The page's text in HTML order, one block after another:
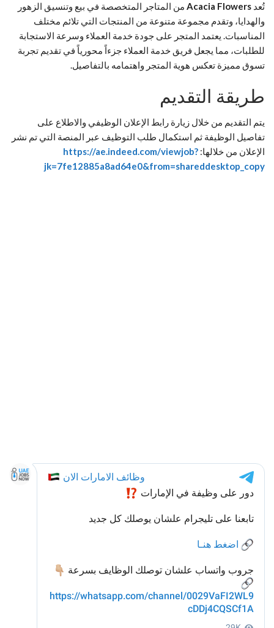
تُعد Acacia Flowers من المتاجر المتخصصة في بيع وتنسيق الزهور
والهدايا، وتقدم مجموعة متنوعة من المنتجات التي تلائم مختلف
المناسبات. يعتمد المتجر على جودة خدمة العملاء وسرعة الاستجابة
للطلبات، مما يجعل فريق خدمة العملاء جزءاً محورياً في تقديم تجربة
تسوق مميزة تعكس هوية المتجر واهتمامه بالتفاصيل.
طريقة التقديم
يتم التقديم من خلال زيارة رابط الإعلان الوظيفي والاطلاع على
تفاصيل الوظيفة ثم استكمال طلب التوظيف عبر المنصة التي تم نشر
الإعلان من خلالها: https://ae.indeed.com/viewjob?
jk=7fe12885a8ad64e0&from=shareddesktop_copy